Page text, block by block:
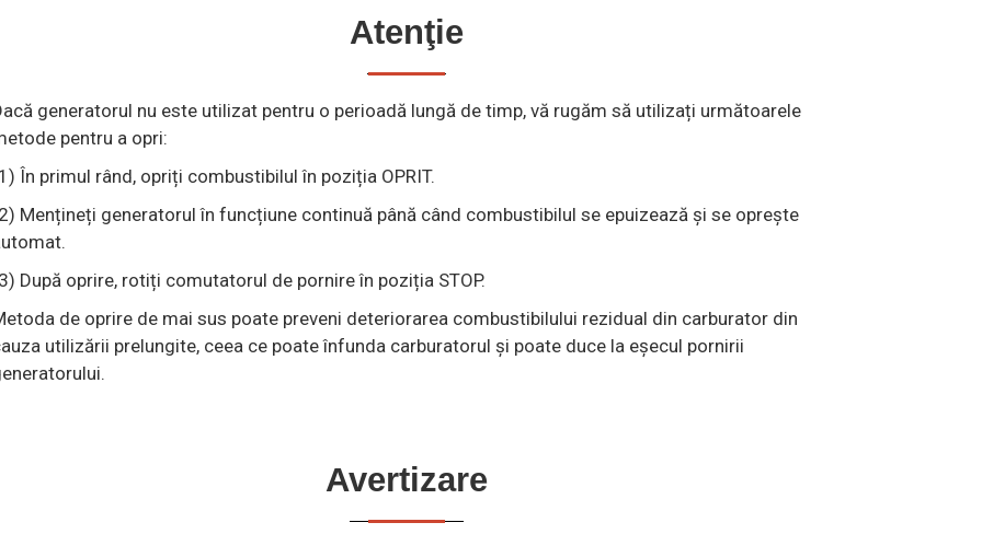
Atenţie
generatorul nu este utilizat pentru o perioadă lungă de timp, vă rugăm să utilizați următoarele
pentru a opri:
În primul rând, opriți combustibilul în poziția OPRIT.
Mențineți generatorul în funcțiune continuă până când combustibilul se epuizează și se oprește
După oprire, rotiți comutatorul de pornire în poziția STOP.
de oprire de mai sus poate preveni deteriorarea combustibilului rezidual din carburator din
utilizării prelungite, ceea ce poate înfunda carburatorul și poate duce la eșecul pornirii
Avertizare